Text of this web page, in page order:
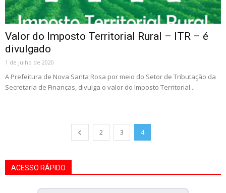
Valor do Imposto Territorial Rural – ITR – é
divulgado
1 de julho de 2020
A Prefeitura de Nova Santa Rosa por meio do Setor de Tributação da
Secretaria de Finanças, divulga o valor do Imposto Territorial...
2 3 4
ACESSO RÁPIDO